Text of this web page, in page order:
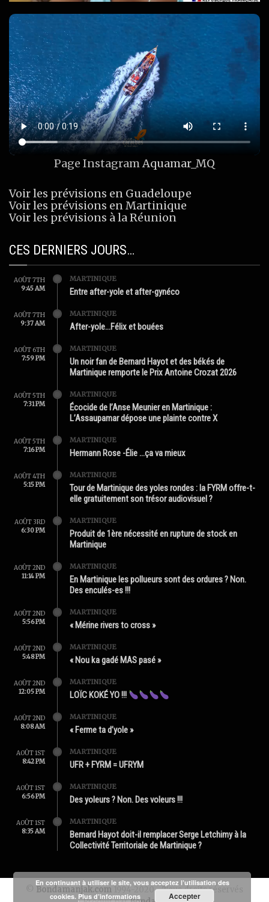
Page InstagramAquamar_MQ
Voir les prévisions en Guadeloupe
Voir les prévisions en Martinique
Voir les prévisions à la Réunion
CES DERNIERS JOURS…
AOÛT 7TH
9:45 AM
MARTINIQUE
Entre after-yole et after-gynéco
AOÛT 7TH
9:37 AM
MARTINIQUE
After-yole…Félix et bouées
AOÛT 6TH
7:59 PM
MARTINIQUE
Un noir fan de Bernard Hayot et des békés de
Martinique remporte le Prix Antoine Crozat 2026
AOÛT 5TH
7:31 PM
MARTINIQUE
Écocide de l’Anse Meunier en Martinique :
L’Assaupamar dépose une plainte contre X
AOÛT 5TH
7:16 PM
MARTINIQUE
Hermann Rose -Élie …ça va mieux
AOÛT 4TH
5:15 PM
MARTINIQUE
Tour de Martinique des yoles rondes : la FYRM offre-t-
elle gratuitement son trésor audiovisuel ?
AOÛT 3RD
6:30 PM
MARTINIQUE
Produit de 1ère nécessité en rupture de stock en
Martinique
AOÛT 2ND
11:14 PM
MARTINIQUE
En Martinique les pollueurs sont des ordures ? Non.
Des enculés-es !!!
AOÛT 2ND
5:56 PM
MARTINIQUE
« Mérine rivers to cross »
AOÛT 2ND
5:48 PM
MARTINIQUE
« Nou ka gadé MAS pasé »
AOÛT 2ND
12:05 PM
MARTINIQUE
LOÏC KOKÉ YO !!!
AOÛT 2ND
8:08 AM
MARTINIQUE
« Ferme ta d’yole »
AOÛT 1ST
8:42 PM
MARTINIQUE
UFR + FYRM = UFRYM
AOÛT 1ST
6:56 PM
MARTINIQUE
Des yoleurs ? Non. Des voleurs !!!
AOÛT 1ST
8:35 AM
MARTINIQUE
Bernard Hayot doit-il remplacer Serge Letchimy à la
Collectivité Territoriale de Martinique ?
Bondamanjak.com 1994-2020 - Tous droits réservés
En continuant à utiliser le site, vous acceptez l’utilisation des
cookies. Plus d’informations Accepter